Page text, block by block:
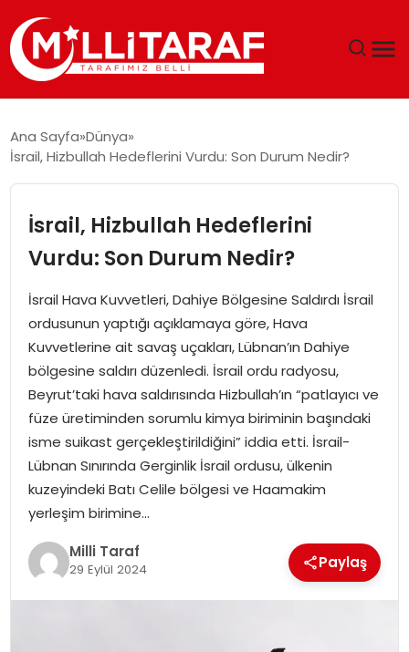
ÖZEL SAYFALAR
TEKNOLOJI
EKONOMI
SPOR
SIYASET
MAGAZIN
Ana Sayfa Dünya
İsrail, Hizbullah Hedeflerini Vurdu: Son Durum Nedir?
İsrail, Hizbullah Hedeflerini
Vurdu: Son Durum Nedir?
İsrail Hava Kuvvetleri, Dahiye Bölgesine Saldırdı İsrail
ordusunun yaptığı açıklamaya göre, Hava
Kuvvetlerine ait savaş uçakları, Lübnan’ın Dahiye
bölgesine saldırı düzenledi. İsrail ordu radyosu,
Beyrut’taki hava saldırısında Hizbullah’ın “patlayıcı ve
füze üretiminden sorumlu kimya biriminin başındaki
isme suikast gerçekleştirildiğini” iddia etti. İsrail-
Lübnan Sınırında Gerginlik İsrail ordusu, ülkenin
kuzeyindeki Batı Celile bölgesi ve Haamakim
yerleşim birimine…
Milli Taraf
29 Eylül 2024 Paylaş